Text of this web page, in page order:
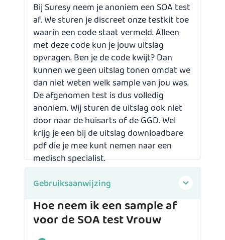
Bij Suresy neem je anoniem een SOA test
af. We sturen je discreet onze testkit toe
waarin een code staat vermeld. Alleen
met deze code kun je jouw uitslag
opvragen. Ben je de code kwijt? Dan
kunnen we geen uitslag tonen omdat we
dan niet weten welk sample van jou was.
De afgenomen test is dus volledig
anoniem. Wij sturen de uitslag ook niet
door naar de huisarts of de GGD. Wel
krijg je een bij de uitslag downloadbare
pdf die je mee kunt nemen naar een
medisch specialist.
Gebruiksaanwijzing
Hoe neem ik een sample af
voor deSOA test Vrouw